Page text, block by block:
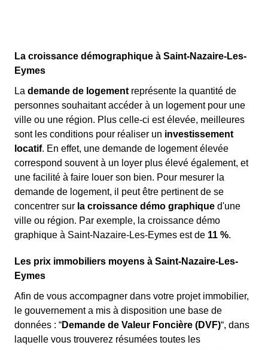
La croissance démographique à Saint-Nazaire-Les-
Eymes
La demande de logement représente la quantité de
personnes souhaitant accéder à un logement pour une
ville ou une région. Plus celle-ci est élevée, meilleures
sont les conditions pour réaliser un investissement
locatif. En effet, une demande de logement élevée
correspond souvent à un loyer plus élevé également, et
une facilité à faire louer son bien. Pour mesurer la
demande de logement, il peut être pertinent de se
concentrer sur la croissance démo graphique d'une
ville ou région. Par exemple, la croissance démo
graphique à Saint-Nazaire-Les-Eymes est de 11 %.
Les prix immobiliers moyens à Saint-Nazaire-Les-
Eymes
Afin de vous accompagner dans votre projet immobilier,
le gouvernement a mis à disposition une base de
données : “Demande de Valeur Foncière (DVF)“, dans
laquelle vous trouverez résumées toutes les